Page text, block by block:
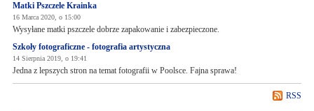
Matki Pszczele Krainka
16 Marca 2020, o 15:00
Wysyłane matki pszczele dobrze zapakowanie i zabezpieczone.
Szkoły fotograficzne - fotografia artystyczna
14 Sierpnia 2019, o 19:41
Jedna z lepszych stron na temat fotografii w Poolsce. Fajna sprawa!
RSS